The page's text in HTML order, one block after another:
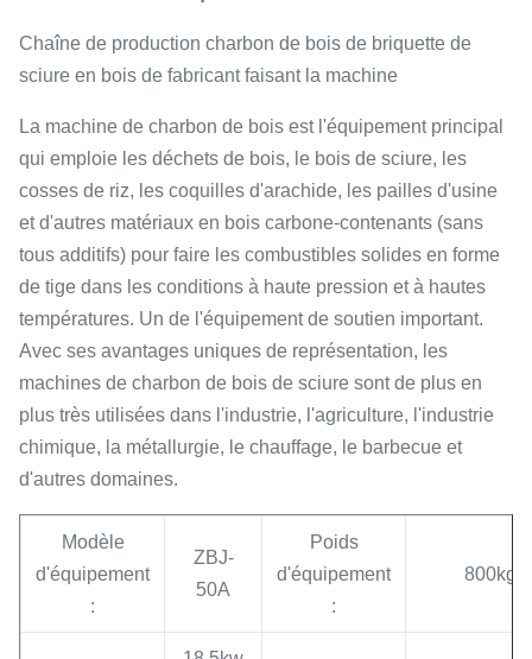
Chaîne de production charbon de bois de briquette de
sciure en bois de fabricant faisant la machine
La machine de charbon de bois est l'équipement principal
qui emploie les déchets de bois, le bois de sciure, les
cosses de riz, les coquilles d'arachide, les pailles d'usine
et d'autres matériaux en bois carbone-contenants (sans
tous additifs) pour faire les combustibles solides en forme
de tige dans les conditions à haute pression et à hautes
températures. Un de l'équipement de soutien important.
Avec ses avantages uniques de représentation, les
machines de charbon de bois de sciure sont de plus en
plus très utilisées dans l'industrie, l'agriculture, l'industrie
chimique, la métallurgie, le chauffage, le barbecue et
d'autres domaines.
Modèle
d'équipement
:
ZBJ-
50A
Poids
d'équipement
:
800kg